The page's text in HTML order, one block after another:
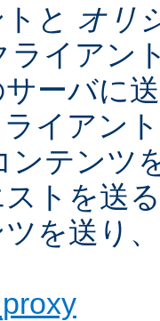
と オリ
ライアン
ーバに
イアン
ンテンツ
トを送
を送り